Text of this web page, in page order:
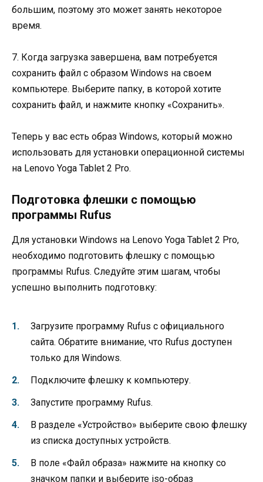
большим, поэтому это может занять некоторое
время.
7. Когда загрузка завершена, вам потребуется
сохранить файл с образом Windows на своем
компьютере. Выберите папку, в которой хотите
сохранить файл, и нажмите кнопку «Сохранить».
Теперь у вас есть образ Windows, который можно
использовать для установки операционной системы
на Lenovo Yoga Tablet 2 Pro.
Подготовка флешки с помощью
программы Rufus
Для установки Windows на Lenovo Yoga Tablet 2 Pro,
необходимо подготовить флешку с помощью
программы Rufus. Следуйте этим шагам, чтобы
успешно выполнить подготовку:
Загрузите программу Rufus с официального
сайта. Обратите внимание, что Rufus доступен
только для Windows.
Подключите флешку к компьютеру.
Запустите программу Rufus.
В разделе «Устройство» выберите свою флешку
из списка доступных устройств.
В поле «Файл образа» нажмите на кнопку со
значком папки и выберите iso-образ